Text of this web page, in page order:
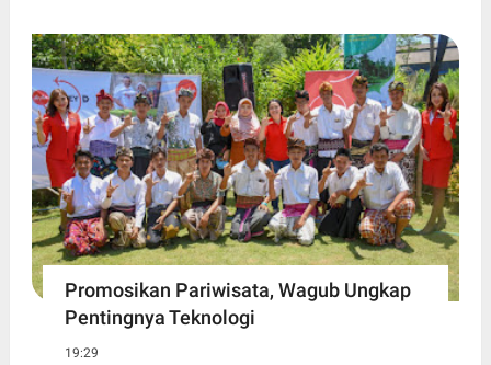
Promosikan Pariwisata, Wagub Ungkap
Pentingnya Teknologi
19:29